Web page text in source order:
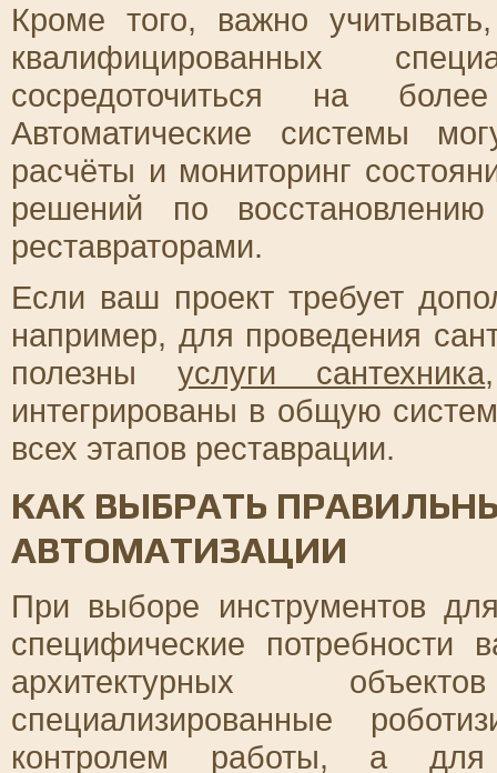
Кроме того, важно
квалифицированных
сосредоточиться на
Автоматические системы
расчёты и мониторинг
решений по
реставраторами.
Если ваш проект требует
например, для проведения
полезны услуги сантехника
интегрированы в общую
всех этапов реставрации.
КАК ВЫБРАТЬ
АВТОМАТИЗАЦИИ
При выборе инструментов
специфические потребности
архитектурных
специализированные
контролем работы, а